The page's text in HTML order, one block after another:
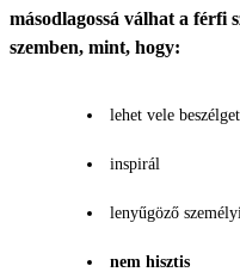
másodlagossá válhat a férfi
szemben, mint, hogy:
lehet vele
inspirál
lenyűgöző
nem hisztis